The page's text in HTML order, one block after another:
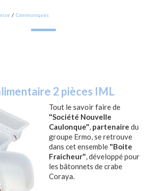
/ Communiqués
2 pièces IML
Tout le savoir faire de
"Société Nouvelle
Caulonque", partenaire du
groupe Ermo, se retrouve
dans cet ensemble "Boite
Fraicheur", développé pour
les bâtonnets de crabe
Coraya.